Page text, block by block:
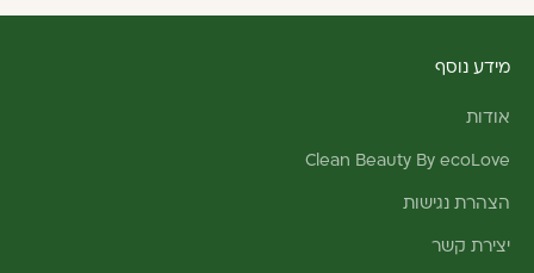
מידע נוסף
אודות
Clean Beauty By ecoLove
הצהרת נגישות
יצירת קשר